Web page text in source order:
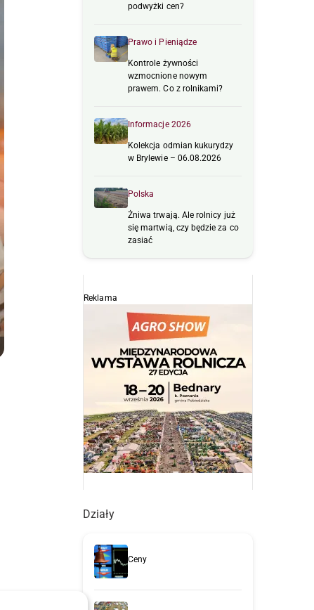
podwyżki cen?
Prawo i Pieniądze
Kontrole żywności
wzmocnione nowym
prawem. Co z rolnikami?
Informacje 2026
Kolekcja odmian kukurydzy
w Brylewie – 06.08.2026
Polska
Żniwa trwają. Ale rolnicy już
się martwią, czy będzie za co
zasiać
Reklama
Działy
Ceny